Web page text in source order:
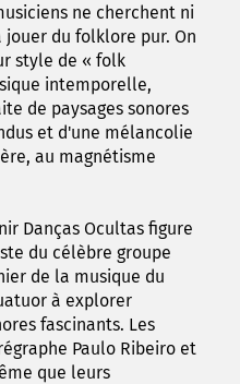
ne cherchent ni
du folklore pur. On
style de « folk
intemporelle,
de paysages sonores
et d'une mélancolie
au magnétisme
Danças Ocultas figure
du célèbre groupe
de la musique du
à explorer
fascinants. Les
Paulo Ribeiro et
que leurs